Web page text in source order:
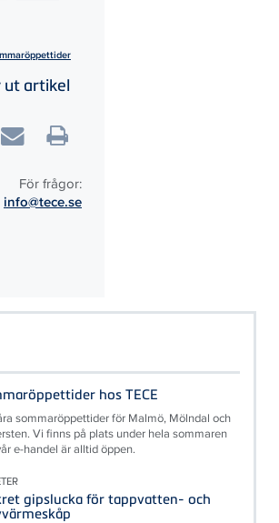
ut artikel
För frågor:
info@tece.se
hos TECE
sommaröppettider för Malmö, Mölndal och
Vi finns på plats under hela sommaren
e-handel är alltid öppen.
gipslucka för tappvatten- och